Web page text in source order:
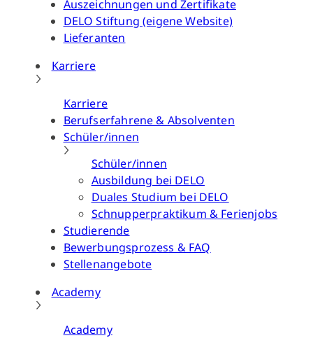
Auszeichnungen und Zertifikate
DELO Stiftung (eigene Website)
Lieferanten
Karriere
Karriere
Berufserfahrene & Absolventen
Schüler/innen
Schüler/innen
Ausbildung bei DELO
Duales Studium bei DELO
Schnupperpraktikum & Ferienjobs
Studierende
Bewerbungsprozess & FAQ
Stellenangebote
Academy
Academy